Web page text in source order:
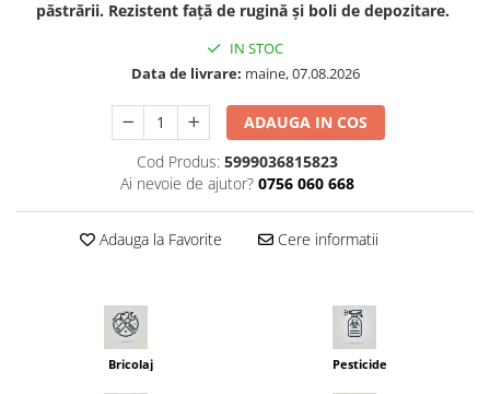
Seminte de praz
Seminte dovleac decorativ
Seminte dovlecel / dovleac
Seminte fasole
Seminte mazare
Seminte morcovi
Seminte pastarnac
Seminte plante aromatice
Seminte ridichi
Seminte sfecla
Seminte telina
păstrării. Rezistent față de rugină și boli de depozitare.
IN STOC
Data de livrare: maine, 07.08.2026
ADAUGA IN COS
Cod Produs: 5999036815823
Ai nevoie de ajutor? 0756 060 668
Adauga la Favorite Cere informatii
Bricolaj Pesticide